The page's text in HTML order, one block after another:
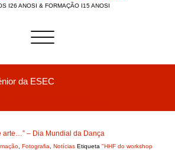
I26 ANOSI & FORMAÇÃO I15 ANOSI
Alternar a navegação
da ESEC
arte…” – Dia Mundial da Dança
Fotografia Notícias Etiqueta "HHF do workshop